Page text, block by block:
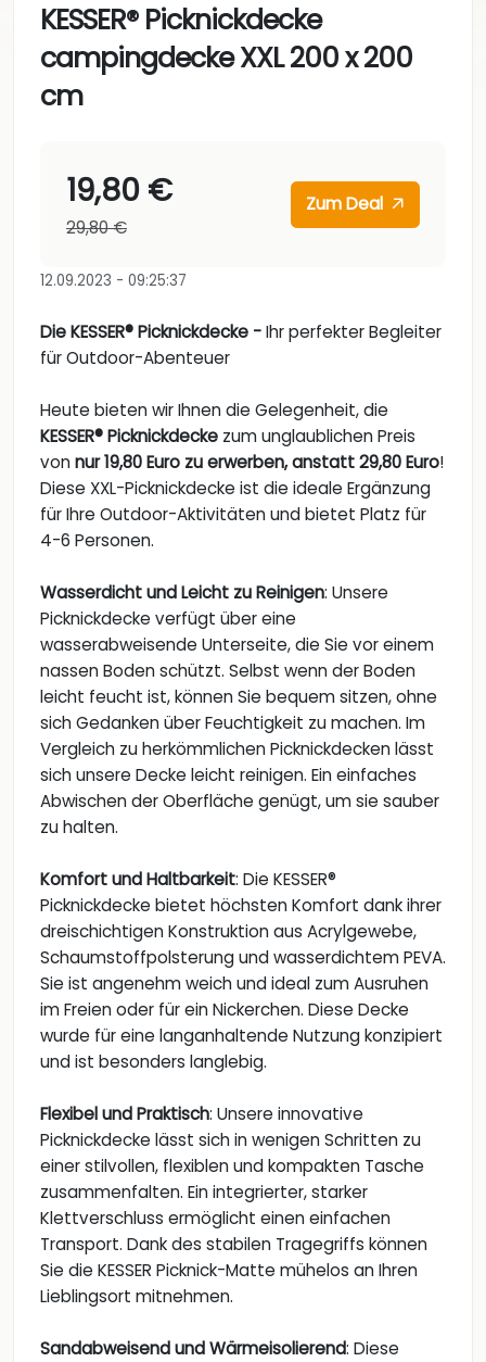
KESSER® Picknickdecke
campingdecke XXL 200 x 200
cm
19,80 €
29,80 €
Zum Deal
12.09.2023 - 09:25:37
Die KESSER® Picknickdecke -Ihr perfekter Begleiter
für Outdoor-Abenteuer
Heute bieten wir Ihnen die Gelegenheit, die
KESSER® Picknickdecke zum unglaublichen Preis
vonnur 19,80 Euro zu erwerben, anstatt 29,80 Euro!
Diese XXL-Picknickdecke ist die ideale Ergänzung
für Ihre Outdoor-Aktivitäten und bietet Platz für
4-6 Personen.
Wasserdicht und Leicht zu Reinigen: Unsere
Picknickdecke verfügt über eine
wasserabweisende Unterseite, die Sie vor einem
nassen Boden schützt. Selbst wenn der Boden
leicht feucht ist, können Sie bequem sitzen, ohne
sich Gedanken über Feuchtigkeit zu machen. Im
Vergleich zu herkömmlichen Picknickdecken lässt
sich unsere Decke leicht reinigen. Ein einfaches
Abwischen der Oberfläche genügt, um sie sauber
zu halten.
Komfort und Haltbarkeit: Die KESSER®
Picknickdecke bietet höchsten Komfort dank ihrer
dreischichtigen Konstruktion aus Acrylgewebe,
Schaumstoffpolsterung und wasserdichtem PEVA.
Sie ist angenehm weich und ideal zum Ausruhen
im Freien oder für ein Nickerchen. Diese Decke
wurde für eine langanhaltende Nutzung konzipiert
und ist besonders langlebig.
Flexibel und Praktisch: Unsere innovative
Picknickdecke lässt sich in wenigen Schritten zu
einer stilvollen, flexiblen und kompakten Tasche
zusammenfalten. Ein integrierter, starker
Klettverschluss ermöglicht einen einfachen
Transport. Dank des stabilen Tragegriffs können
Sie die KESSER Picknick-Matte mühelos an Ihren
Lieblingsort mitnehmen.
Sandabweisend und Wärmeisolierend: Diese